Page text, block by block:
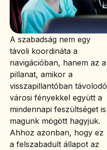
A szabadság nem egy
távoli koordináta a
navigációban, hanem az a
pillanat, amikor a
visszapillantóban távolodó
városi fényekkel együtt a
mindennapi feszültséget is
magunk mögött hagyjuk.
Ahhoz azonban, hogy ez
a felszabadult állapot az